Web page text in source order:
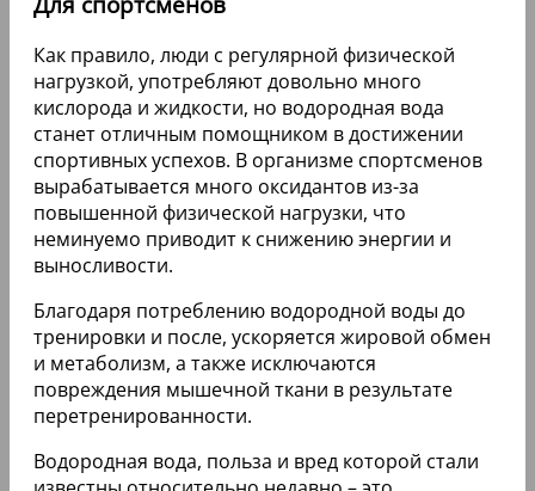
Как правило, люди с регулярной физической
нагрузкой, употребляют довольно много
кислорода и жидкости, но водородная вода
станет отличным помощником в достижении
спортивных успехов. В организме спортсменов
вырабатывается много оксидантов из-за
повышенной физической нагрузки, что
неминуемо приводит к снижению энергии и
выносливости.
Благодаря потреблению водородной воды до
тренировки и после, ускоряется жировой обмен
и метаболизм, а также исключаются
повреждения мышечной ткани в результате
перетренированности.
Водородная вода, польза и вред которой стали